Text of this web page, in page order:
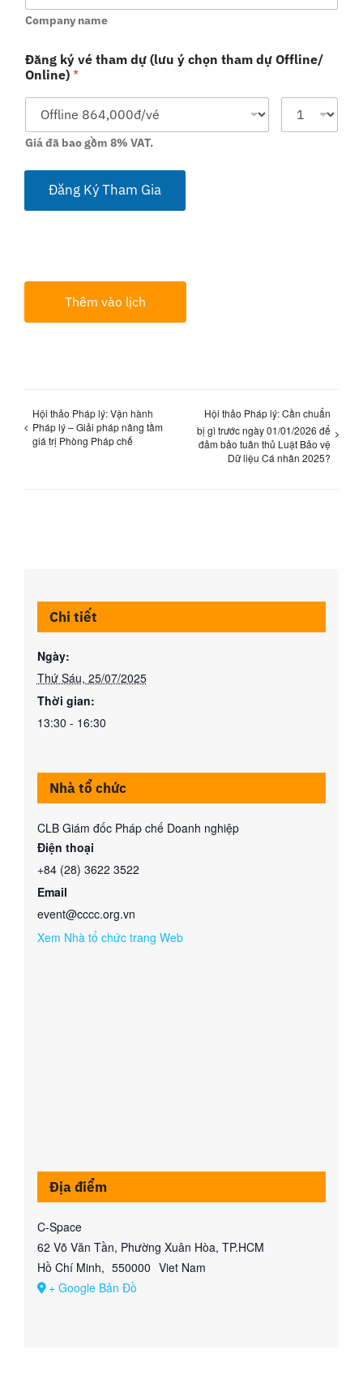
Company name
Đăng ký vé tham dự (lưu ý chọn tham dự Offline/
Online) *
Giá đã bao gồm 8% VAT.
Đăng Ký Tham Gia
Thêm vào lịch
Hội thảo Pháp lý: Vận hành
Pháp lý – Giải pháp nâng tầm
giá trị Phòng Pháp chế
Hội thảo Pháp lý: Cần chuẩn
bị gì trước ngày 01/01/2026 để
đảm bảo tuân thủ Luật Bảo vệ
Dữ liệu Cá nhân 2025?
Chi tiết
Ngày:
Thứ Sáu, 25/07/2025
Thời gian:
13:30 - 16:30
Nhà tổ chức
CLB Giám đốc Pháp chế Doanh nghiệp
Điện thoại
+84 (28) 3622 3522
Email
event@cccc.org.vn
Xem Nhà tổ chức trang Web
Địa điểm
C-Space
62 Võ Văn Tần, Phường Xuân Hòa, TP.HCM
Hồ Chí Minh, 550000 Viet Nam
+ Google Bản Đồ